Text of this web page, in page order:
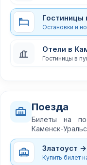
Гостиницы
Остановки и
Отели в
Гостиницы в
Поезда
Билеты на
Каменск-
Златоуст
Купить билет